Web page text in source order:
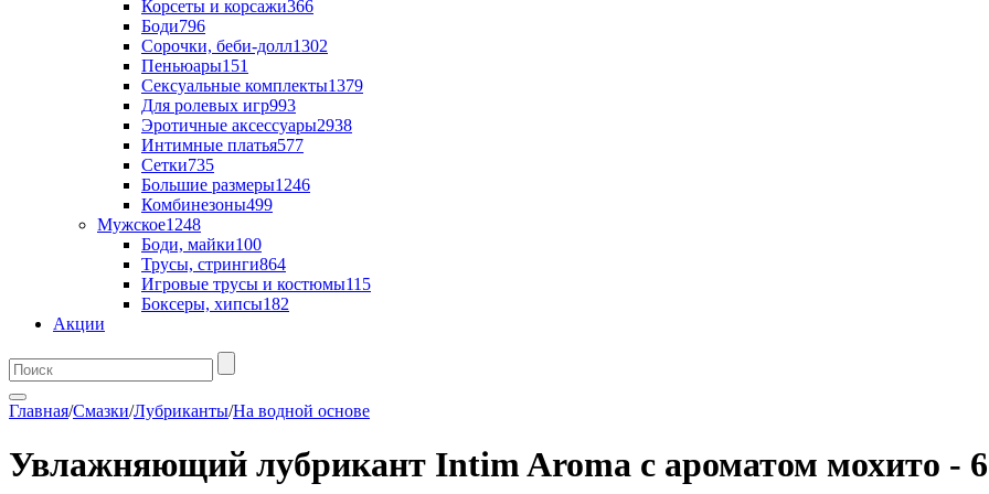
Корсеты и корсажи366
Боди796
Сорочки, беби-долл1302
Пеньюары151
Сексуальные комплекты1379
Для ролевых игр993
Эротичные аксессуары2938
Интимные платья577
Сетки735
Большие размеры1246
Комбинезоны499
Мужское1248
Боди, майки100
Трусы, стринги864
Игровые трусы и костюмы115
Боксеры, хипсы182
Акции
Главная/Смазки/Лубриканты/На водной основе
Увлажняющий лубрикант Intim Aroma с ароматом мохито -